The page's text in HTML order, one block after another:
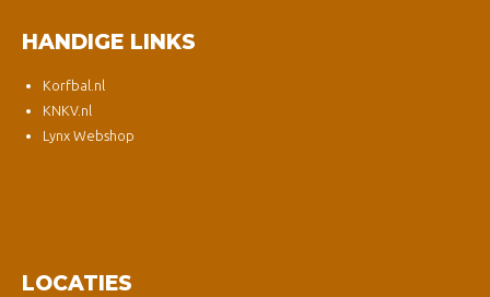
HANDIGE LINKS
Korfbal.nl
KNKV.nl
Lynx Webshop
LOCATIES